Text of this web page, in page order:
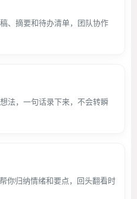
、摘要和待办清单，团队协作
法，一句话录下来，不会转瞬
你归纳情绪和要点，回头翻看时